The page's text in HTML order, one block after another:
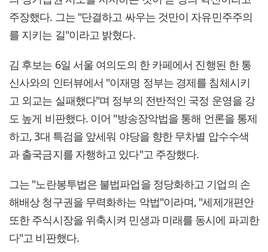
주장했다. 그는 "단결하고 싸우는 것만이 자유민주주의
를 지키는 길"이라고 밝혔다.
김 후보는 6일 서울 여의도의 한 카페에서 진행된 한 통
신사와의 인터뷰에서 "이재명 정부는 경제를 침체시키
고 외교는 실패했다"며 정부의 전반적인 국정 운영을 강
도 높게 비판했다. 이어 "방송장악법을 통해 언론을 통제
하고, 3대 특검을 앞세워 야당을 향한 무차별 압수수색
과 출국금지를 자행하고 있다"고 주장했다.
그는 "노란봉투법은 불법파업을 정당화하고 기업의 손
해배상 청구권을 무력화하는 악법"이라며, "세제개편안
또한 주식시장을 위축시켜 민생과 미래를 동시에 파괴한
다"고 비판했다.